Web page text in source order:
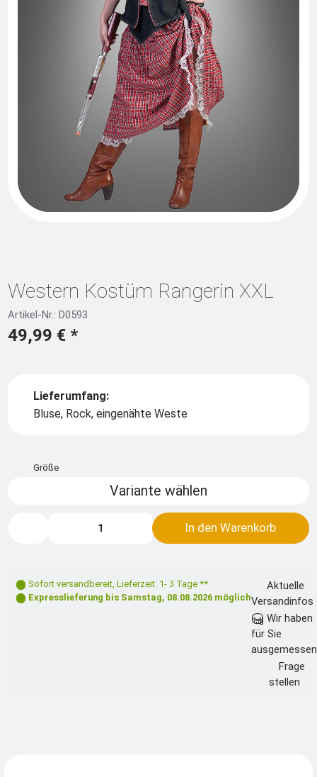
Western Kostüm Rangerin XXL
Artikel-Nr.: D0593
49,99 € *
Lieferumfang:
Bluse, Rock, eingenähte Weste
Größe
Variante wählen
In den Warenkorb
Sofort versandbereit, Lieferzeit: 1- 3 Tage **
Expresslieferung bis Samstag, 08.08.2026 möglich
Aktuelle
Versandinfos
für Sie
ausgemessen
Frage
stellen